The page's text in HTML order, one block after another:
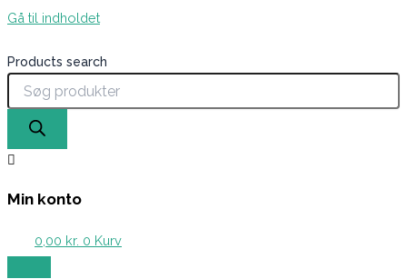
Gå til indholdet
Products search
Min konto
0,00 kr. 0 Kurv